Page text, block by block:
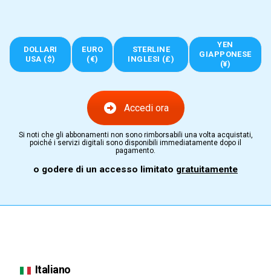
DOLLARI
USA ($)
EURO
(€)
STERLINE
INGLESI (£)
YEN
GIAPPONESE
(¥)
Accedi ora
Si noti che gli abbonamenti non sono rimborsabili una volta acquistati,
poiché i servizi digitali sono disponibili immediatamente dopo il
pagamento.
o godere di un accesso limitato gratuitamente
Italiano